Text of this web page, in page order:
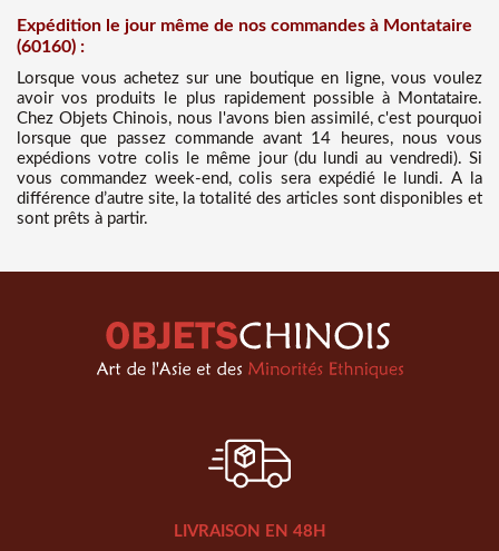
Expédition le jour même de nos commandes à Montataire
(60160) :
Lorsque vous achetez sur une boutique en ligne, vous voulez
avoir vos produits le plus rapidement possible à Montataire.
Chez Objets Chinois, nous l'avons bien assimilé, c'est pourquoi
lorsque que passez commande avant 14 heures, nous vous
expédions votre colis le même jour (du lundi au vendredi). Si
vous commandez week-end, colis sera expédié le lundi. A la
différence d’autre site, la totalité des articles sont disponibles et
sont prêts à partir.
LIVRAISON EN 48H